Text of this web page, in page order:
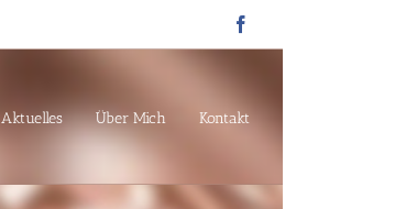
Aktuelles Über Mich Kontakt